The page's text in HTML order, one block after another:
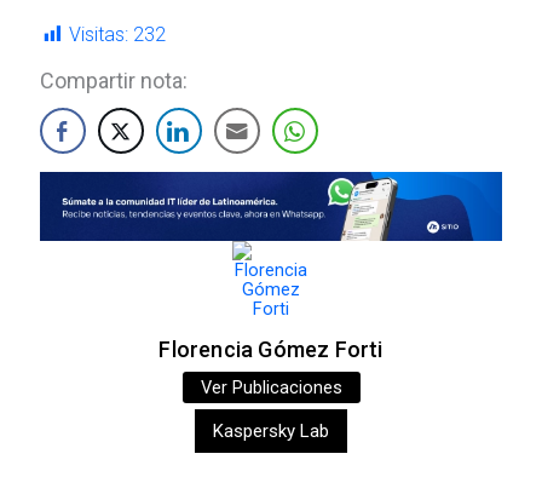
Visitas: 232
Compartir nota:
Florencia Gómez Forti
Ver Publicaciones
Kaspersky Lab